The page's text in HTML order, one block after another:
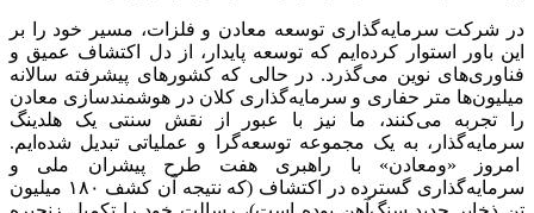
در شرکت سرمایه‌گذاری توسعه معادن و فلزات، مسیر خود را بر
این باور استوار کرده‌ایم که توسعه پایدار، از دل اکتشاف عمیق و
فناوری‌های نوین می‌گذرد. در حالی که کشورهای پیشرفته سالانه
میلیون‌ها متر حفاری و سرمایه‌گذاری کلان در هوشمندسازی معادن
را تجربه می‌کنند، ما نیز با عبور از نقش سنتی یک هلدینگ
سرمایه‌گذار، به یک مجموعه توسعه‌گرا و عملیاتی تبدیل شده‌ایم.
امروز «ومعادن» با راهبری هفت طرح پیشران ملی و
سرمایه‌گذاری گسترده در اکتشاف (که نتیجه آن کشف ۱۸۰ میلیون